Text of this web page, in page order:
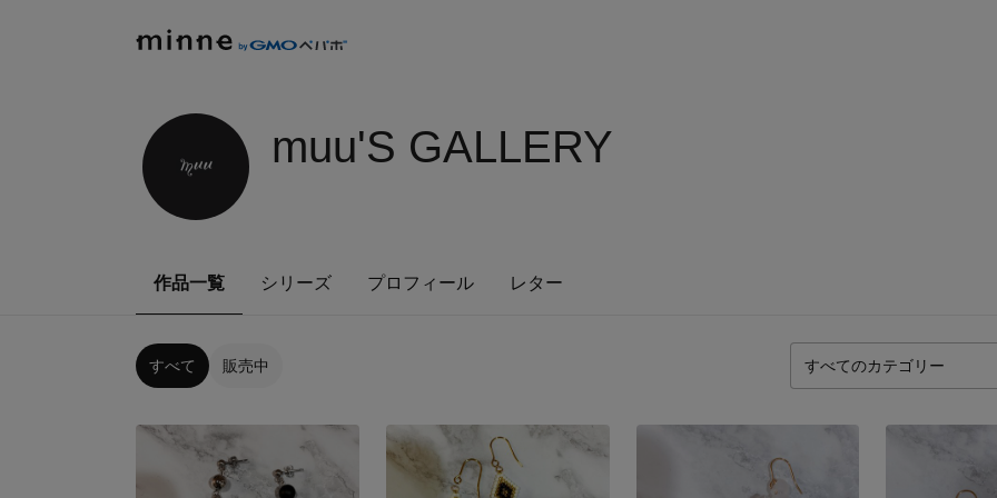
muu'S GALLERY
作品一覧 シリーズ プロフィール レター
すべて 販売中